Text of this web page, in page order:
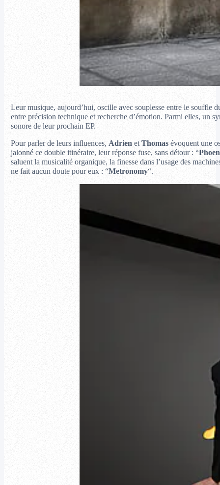
Leur musique, aujourd’hui, oscille avec souplesse entre le souffle
entre précision technique et recherche d’émotion. Parmi elles, un
sonore de leur prochain EP.
Pour parler de leurs influences, AdrienetThomas évoquent une
jalonné ce double itinéraire, leur réponse fuse, sans détour : “
saluent la musicalité organique, la finesse dans l’usage des
ne fait aucun doute pour eux : “Metronomy“.